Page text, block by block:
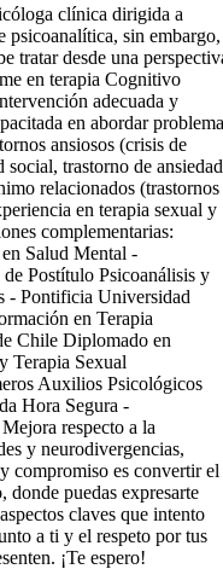
clínica dirigida a
sin embargo,
tratar desde una
en terapia Cognitivo
adecuada y
en abordar
ansiosos (crisis de
social, trastorno de ansiedad
relacionados (trastornos
en terapia sexual y
complementarias:
Salud Mental -
Postítulo Psicoanálisis y
- Pontificia Universidad
en Terapia
Chile Diplomado en
Terapia Sexual
Auxilios Psicológicos
Hora Segura -
respecto a la
y neurodivergencias,
compromiso es convertir el
donde puedas expresarte
claves que intento
a ti y el respeto por tus
¡Te espero!